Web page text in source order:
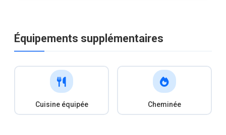
Équipements supplémentaires
Cuisine équipée Cheminée